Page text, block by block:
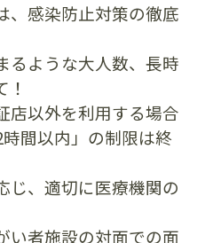
感染防止対策の徹底
ような大人数、長時
店以外を利用する場合
間以内」の制限は終
、適切に医療機関の
者施設の対面での面